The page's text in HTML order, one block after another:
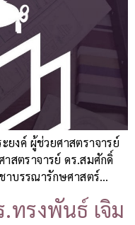
ยงค์ ผู้ช่วยศาสตราจารย์
สตราจารย์ ดร.สมศักดิ์
าบรรณารักษศาสตร์…
ทรงพันธ์ เจิม